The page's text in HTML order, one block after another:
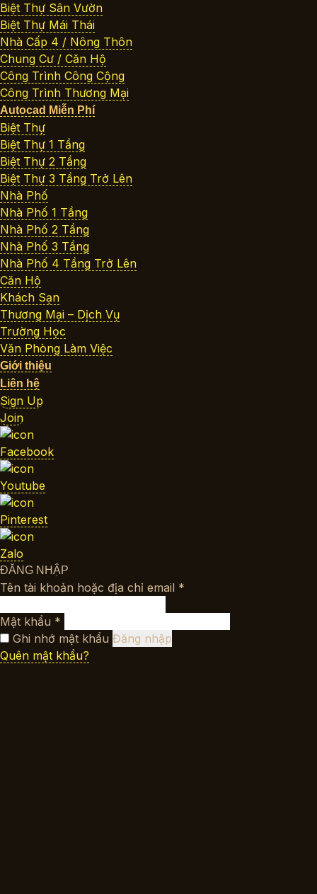
Biệt Thự Sân Vườn
Biệt Thự Mái Thái
Nhà Cấp 4 / Nông Thôn
Chung Cư / Căn Hộ
Công Trình Công Cộng
Công Trình Thương Mại
Autocad Miễn Phí
Biệt Thự
Biệt Thự 1 Tầng
Biệt Thự 2 Tầng
Biệt Thự 3 Tầng Trở Lên
Nhà Phố
Nhà Phố 1 Tầng
Nhà Phố 2 Tầng
Nhà Phố 3 Tầng
Nhà Phố 4 Tầng Trở Lên
Căn Hộ
Khách Sạn
Thương Mại – Dịch Vụ
Trường Học
Văn Phòng Làm Việc
Giới thiệu
Liên hệ
Sign Up
Join
Facebook
Youtube
Pinterest
Zalo
ĐĂNG NHẬP
Tên tài khoản hoặc địa chỉ email *
Mật khẩu *
buộc
Ghi nhớ mật khẩu Đăng nhập
Quên mật khẩu?